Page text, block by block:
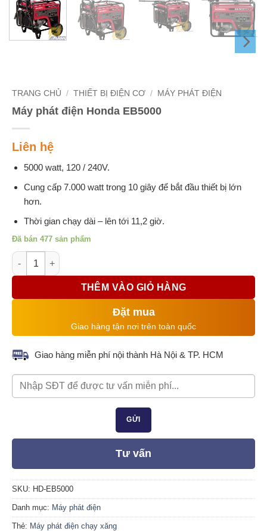
TRANG CHỦ / THIẾT BỊ ĐIỆN CƠ / MÁY PHÁT ĐIỆN
Máy phát điện Honda EB5000
Liên hệ
5000 watt, 120 / 240V.
Cung cấp 7.000 watt trong 10 giây để bắt đầu thiết bị lớn
hơn.
Thời gian chạy dài – lên tới 11,2 giờ.
Đã bán 477 sản phẩm
Máy phát điện Honda EB5000 số lượng
THÊM VÀO GIỎ HÀNG
Đặt mua
Giao hàng tận nơi trên toàn quốc
Giao hàng miễn phí nội thành Hà Nội & TP. HCM
Tư vấn
SKU: HD-EB5000
Danh mục: Máy phát điện
Thẻ: Máy phát điện chạy xăng